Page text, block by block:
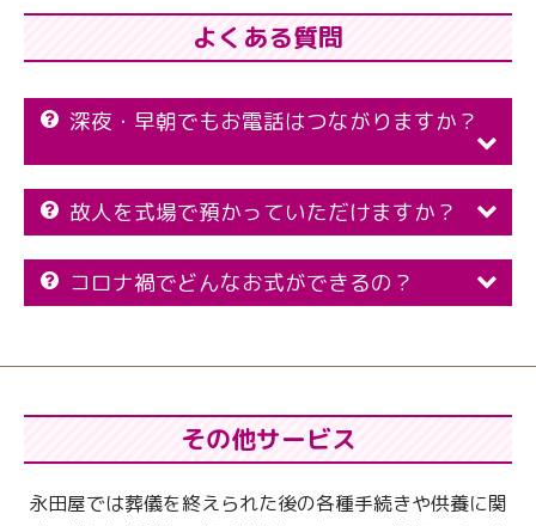
よくある質問
深夜・早朝でもお電話はつながりますか？
故人を式場で預かっていただけますか？
コロナ禍でどんなお式ができるの？
その他サービス
永田屋では葬儀を終えられた後の各種手続きや供養に関